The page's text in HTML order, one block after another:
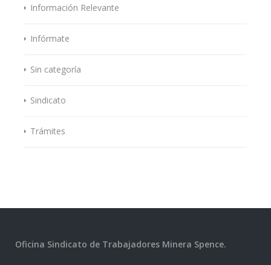
Información Relevante
Infórmate
Sin categoría
Sindicato
Trámites
Oficina Sindicato de Trabajadores Minera Spence.